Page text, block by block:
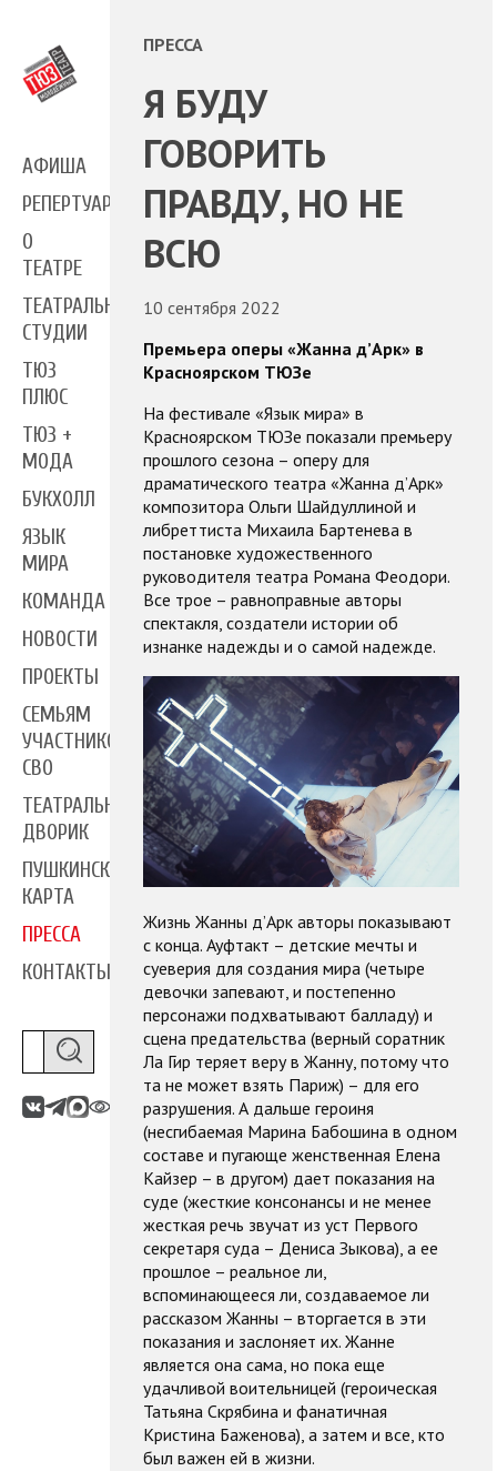
АФИША
РЕПЕРТУАР
О
ТЕАТРЕ
ТЕАТРАЛЬНЫЕ
СТУДИИ
ТЮЗ
ПЛЮС
ТЮЗ +
МОДА
БУКХОЛЛ
ЯЗЫК
МИРА
КОМАНДА
НОВОСТИ
ПРОЕКТЫ
СЕМЬЯМ
УЧАСТНИКОВ
СВО
ТЕАТРАЛЬНЫЙ
ДВОРИК
ПУШКИНСКАЯ
КАРТА
ПРЕССА
КОНТАКТЫ
ПРЕССА
Я БУДУ
ГОВОРИТЬ
ПРАВДУ, НО НЕ
ВСЮ
10 сентября 2022
Премьера оперы «Жанна д’Арк» в
Красноярском ТЮЗе
На фестивале «Язык мира» в
Красноярском ТЮЗе показали премьеру
прошлого сезона – оперу для
драматического театра «Жанна д’Арк»
композитора Ольги Шайдуллиной и
либреттиста Михаила Бартенева в
постановке художественного
руководителя театра Романа Феодори.
Все трое – равноправные авторы
спектакля, создатели истории об
изнанке надежды и о самой надежде.
Жизнь Жанны д’Арк авторы показывают
с конца. Ауфтакт – детские мечты и
суеверия для создания мира (четыре
девочки запевают, и постепенно
персонажи подхватывают балладу) и
сцена предательства (верный соратник
Ла Гир теряет веру в Жанну, потому что
та не может взять Париж) – для его
разрушения. А дальше героиня
(несгибаемая Марина Бабошина в одном
составе и пугающе женственная Елена
Кайзер – в другом) дает показания на
суде (жесткие консонансы и не менее
жесткая речь звучат из уст Первого
секретаря суда – Дениса Зыкова), а ее
прошлое – реальное ли,
вспоминающееся ли, создаваемое ли
рассказом Жанны – вторгается в эти
показания и заслоняет их. Жанне
является она сама, но пока еще
удачливой воительницей (героическая
Татьяна Скрябина и фанатичная
Кристина Баженова), а затем и все, кто
был важен ей в жизни.